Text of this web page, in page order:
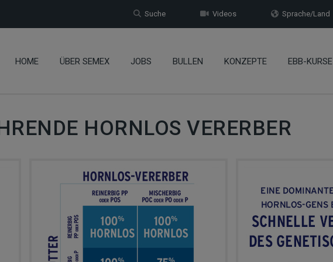
Sprache/Land
Videos
Suche
HOME ÜBER SEMEX JOBS BULLEN KONZEPTE EBB-KURSE
HORNLOS VERERBER